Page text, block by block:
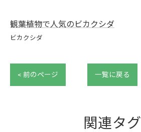
観葉植物で人気のビカクシダ
ビカクシダ
< 前のページ 一覧に戻る
関連タグ